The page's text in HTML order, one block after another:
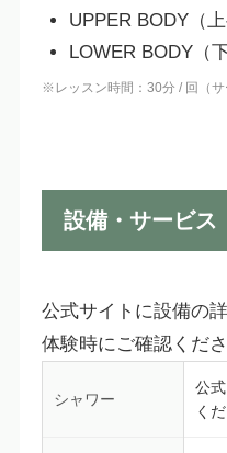
UPPER BODY（上
LOWER BODY（
※レッスン時間：30分 / 回（サ
設備・サービス
公式サイトに設備の
体験時にご確認くださ
シャワー
公
く